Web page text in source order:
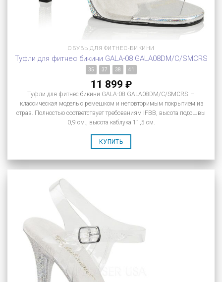
ОБУВЬ ДЛЯ ФИТНЕС-БИКИНИ
Туфли для фитнес бикини GALA-08 GALA08DM/C/SMCRS
35 37 38 41
11 899 ₽
Туфли для фитнес бикини GALA-08 GALA08DM/C/SMCRS –
классическая модель с ремешком и неповторимым покрытием из
страз. Полностью соответствует требованиям IFBB, высота подошвы
0,9 см., высота каблука 11,5 см.
КУПИТЬ